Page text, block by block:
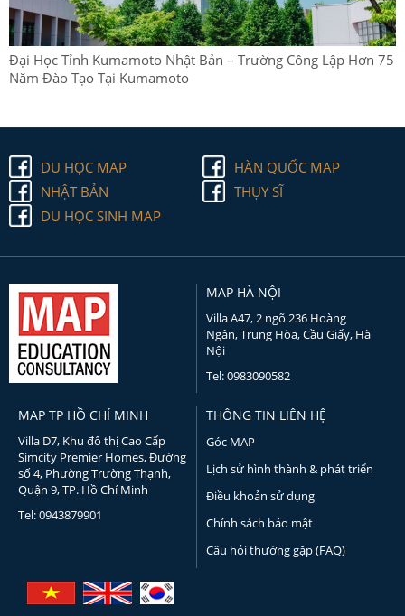
Đại Học Tỉnh Kumamoto Nhật Bản – Trường Công Lập Hơn 75
Năm Đào Tạo Tại Kumamoto
DU HỌC MAP
HÀN QUỐC MAP
NHẬT BẢN
THỤY SĨ
DU HỌC SINH MAP
MAP HÀ NỘI
Villa A47, 2 ngõ 236 Hoàng
Ngân, Trung Hòa, Cầu Giấy, Hà
Nội
Tel: 0983090582
MAP TP HỒ CHÍ MINH
Villa D7, Khu đô thị Cao Cấp
Simcity Premier Homes, Đường
số 4, Phường Trường Thạnh,
Quận 9, TP. Hồ Chí Minh
Tel: 0943879901
THÔNG TIN LIÊN HỆ
Góc MAP
Lịch sử hình thành & phát triển
Điều khoản sử dụng
Chính sách bảo mật
Câu hỏi thường gặp (FAQ)